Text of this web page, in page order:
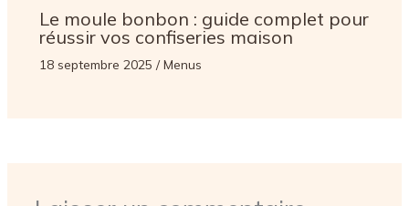
Le moule bonbon : guide complet pour
réussir vos confiseries maison
18 septembre 2025 /Menus